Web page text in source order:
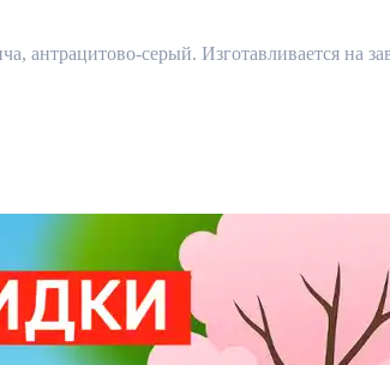
антрацитово-серый. Изготавливается на